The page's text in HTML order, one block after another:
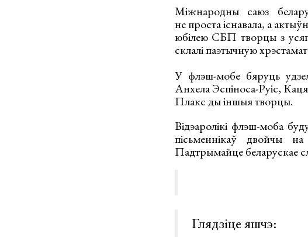
Міжнародны саюз
не проста існавала, а
юбілею СБП творцы з
склалі паэтычную
У флэш-мобе бяруць
Анхела Эспіноса-Руіс,
Плакс ды іншыя творцы.
Відэаролікі флэш-моба
пісьменнікаў двойчы
Падтрымайце беларускае
Глядзіце яшчэ: